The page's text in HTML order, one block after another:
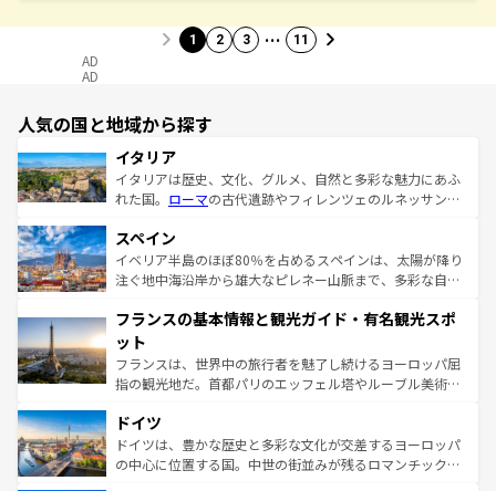
1 2 3 … 11
AD
AD
人気の国と地域から探す
イタリア
イタリアは歴史、文化、グルメ、自然と多彩な魅力にあふ
れた国。 ローマの古代遺跡やフィレンツェのルネッサンス
ろん、トスカーナの美しい田園風景やアマルフィ海岸の絶
景など、自然景観も見逃せない。観光の合間には、本場の
ピザやパスタなど、絶品のイタリア料理を堪能することも
ませてくれるイタリアで、忘れられない旅をしてみよう！
なお、新着のイタリア情報は
しい。
スペイン
イベリア半島のほぼ80％を占めるスペインは、太陽が降り
注ぐ地中海沿岸から雄大なピレネー山脈まで、多彩な自然
文化が根付くこの国では、情熱的なフラメンコ、熱気あふ
れる闘牛、そして美味しいタパスが生活の一部となってい
る。首都マドリードの洗練された雰囲気や、バルセロナの
アートに溢れた街角から、地方では古代ローマ遺跡や中世
せる。地方によって風土や気候が異なるスペインはその個
性で訪れる人を魅了する。 なお、新着のスペイン情報は コ
ンテンツ一覧を参照してほしい。
フランスの基本情報と観光ガイド・有名観光スポ
ット
フランスは、世界中の旅行者を魅了し続けるヨーロッパ屈
指の観光地だ。首都パリのエッフェル塔やルーブル美術館
で、幅広い魅力が詰まっている。華麗な宮殿、歴史的な大
聖堂、美しいビーチ、そして豊かな自然が、訪れる者を心
から魅了する。また、フランスは美食の国としても知ら
ドイツ
ドイツは、豊かな歴史と多彩な文化が交差するヨーロッパ
の中心に位置する国。中世の街並みが残るロマンチック街